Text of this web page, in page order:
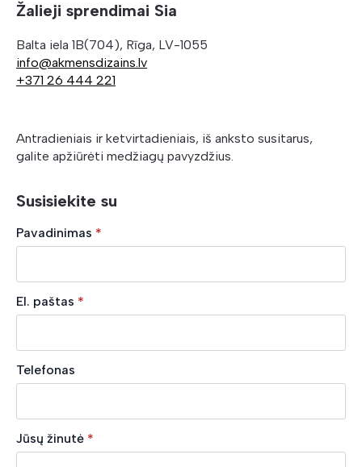
Žalieji sprendimai Sia
Balta iela 1B(704), Rīga, LV-1055
info@akmensdizains.lv
+371 26 444 221
Antradieniais ir ketvirtadieniais, iš anksto susitarus,
galite apžiūrėti medžiagų pavyzdžius.
Susisiekite su
Pavadinimas *
El. paštas *
Telefonas
Jūsų žinutė *